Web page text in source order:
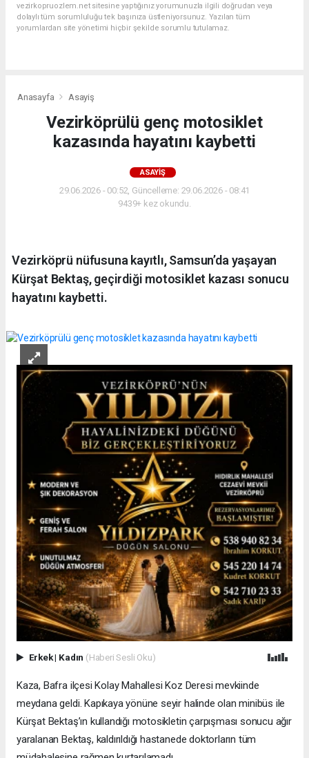
vezirkopruozlem.net sitesine yaptığınız yorumunuzla ilgili doğrudan veya
dolaylı tüm sorumluluğu tek başınıza üstleniyorsunuz. Yazılan tüm
yorumlardan site yönetimi hiçbir şekilde sorumlu tutulamaz.
Anasayfa Asayiş
Vezirköprülü genç motosiklet
kazasında hayatını kaybetti
ASAYIŞ
29.06.2026 - 00:52, Güncelleme: 29.06.2026 - 08:41
9439+ kez okundu.
Vezirköprü nüfusuna kayıtlı, Samsun’da yaşayan
Kürşat Bektaş, geçirdiği motosiklet kazası sonucu
hayatını kaybetti.
Erkek| Kadın (Haberi Sesli Oku)
Kaza, Bafra ilçesi Kolay Mahallesi Koz Deresi mevkiinde
meydana geldi. Kapıkaya yönüne seyir halinde olan minibüs ile
Kürşat Bektaş’ın kullandığı motosikletin çarpışması sonucu ağır
yaralanan Bektaş, kaldırıldığı hastanede doktorların tüm